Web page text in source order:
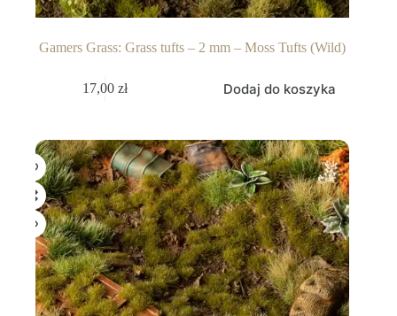
Gamers Grass: Grass tufts – 2 mm – Moss Tufts (Wild)
17,00zł Dodaj do koszyka